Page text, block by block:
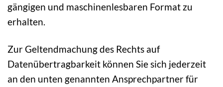
gängigen und maschinenlesbaren Format zu
erhalten.
Zur Geltendmachung des Rechts auf
Datenübertragbarkeit können Sie sich jederzeit
an den unten genannten Ansprechpartner für